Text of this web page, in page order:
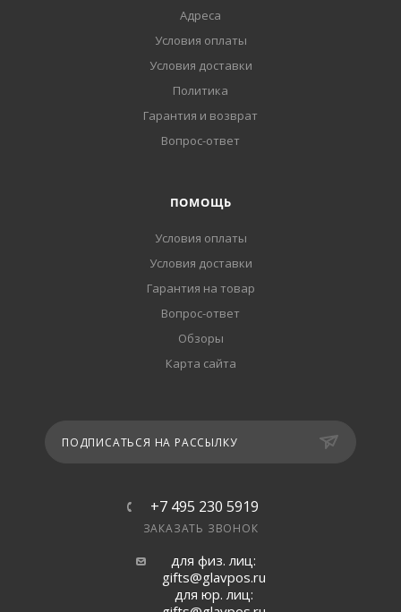
Адреса
Условия оплаты
Условия доставки
Политика
Гарантия и возврат
Вопрос-ответ
ПОМОЩЬ
Условия оплаты
Условия доставки
Гарантия на товар
Вопрос-ответ
Обзоры
Карта сайта
ПОДПИСАТЬСЯ НА РАССЫЛКУ
+7 495 230 5919
ЗАКАЗАТЬ ЗВОНОК
для физ. лиц:
gifts@glavpos.ru
для юр. лиц: